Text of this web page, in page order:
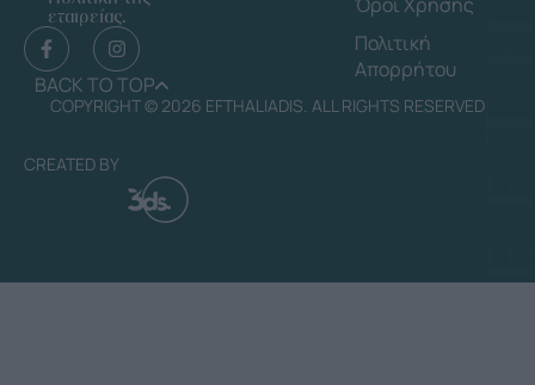
εταιρείας.
BACK TO TOP
Πολιτική
Απορρήτου
COPYRIGHT © 2026 EFTHALIADIS. ALL RIGHTS RESERVED
CREATED BY